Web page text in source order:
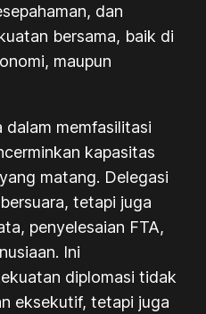
dan
bersama, baik di
maupun
dalam memfasilitasi
kapasitas
matang. Delegasi
tetapi juga
penyelesaian FTA,
Ini
diplomasi tidak
eksekutif, tetapi juga